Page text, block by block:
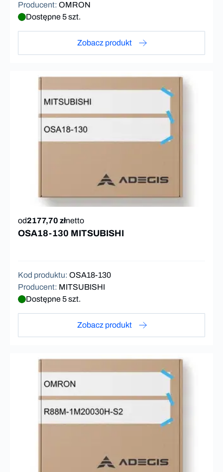
Producent: OMRON
Dostępne 5 szt.
Zobacz produkt
od2177,70 złnetto
OSA18-130 MITSUBISHI
Kod produktu: OSA18-130
Producent: MITSUBISHI
Dostępne 5 szt.
Zobacz produkt